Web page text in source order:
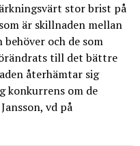
stor brist på
är skillnaden mellan
och de som
till det bättre
återhämtar sig
konkurrens om de
vd på